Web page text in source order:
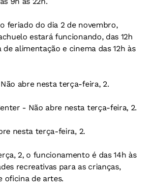
feriado do dia 2 de novembro,
estará funcionando, das 12h
de alimentação e cinema das 12h às
Não abre nesta terça-feira, 2.
- Não abre nesta terça-feira, 2.
nesta terça-feira, 2.
2, o funcionamento é das 14h às
recreativas para as crianças,
oficina de artes.